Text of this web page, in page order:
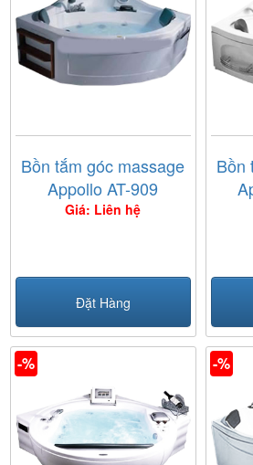
Bồn tắm góc massage
Appollo AT-909
Giá: Liên hệ
Đặt Hàng
Bồn
-% -%